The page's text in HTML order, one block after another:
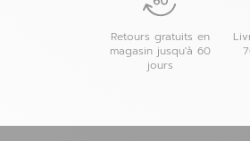
magasin préféré
Retours gratuits en
magasin jusqu'à 60
jours